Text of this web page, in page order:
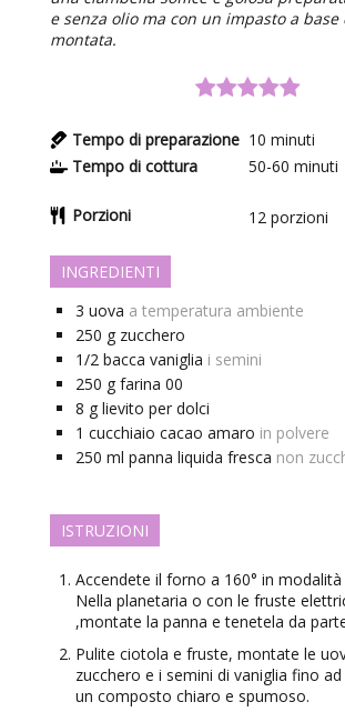
e senza olio ma con un impasto a
montata.
Tempo di preparazione 10 minuti
Tempo di cottura
50-60 minuti
Porzioni 12 porzioni
INGREDIENTI
3 uova a temperatura ambiente
250 g zucchero
1/2 bacca vaniglia i semini
250 g farina 00
8 g lievito per dolci
1 cucchiaio cacao amaro in polvere
250 ml panna liquida fresca non
ISTRUZIONI
Accendete il forno a 160° in
Nella planetaria o con le fruste
,montate la panna e tenetela da
Pulite ciotola e fruste, montate le
zucchero e i semini di vaniglia fino
un composto chiaro e spumoso.